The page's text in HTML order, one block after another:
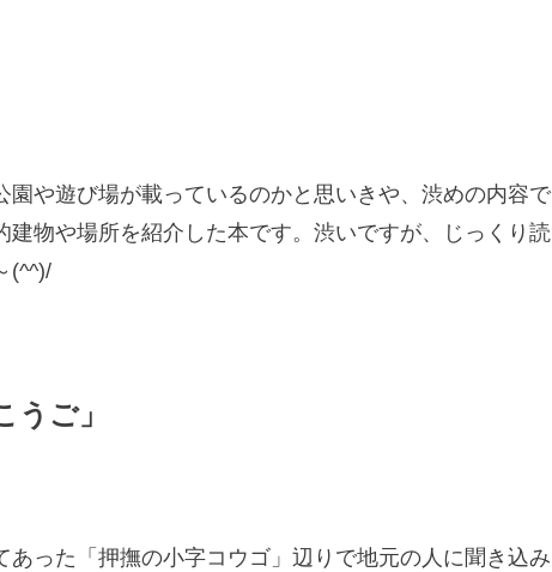
や遊び場が載っているのかと思いきや、渋めの内容で
建物や場所を紹介した本です。渋いですが、じっくり読
(^^)/
ご」
った「押撫の小字コウゴ」辺りで地元の人に聞き込み